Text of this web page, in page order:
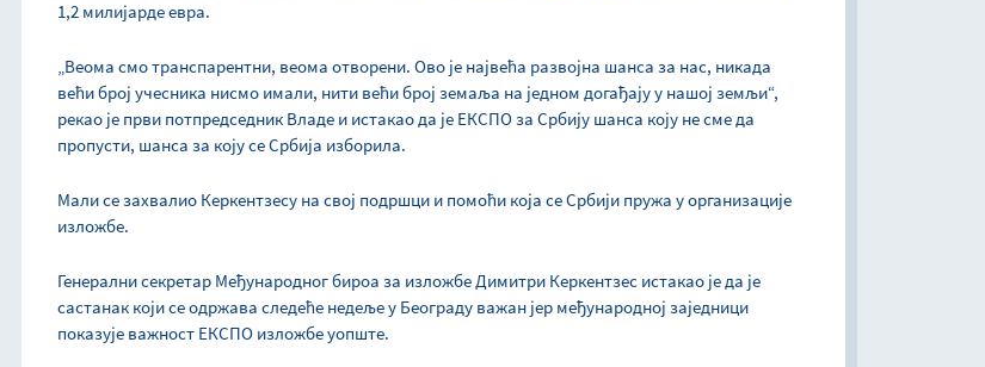
1,2 милијарде евра.
„Веома смо транспарентни, веома отворени. Ово је највећа развојна шанса за нас, никада
већи број учесника нисмо имали, нити већи број земаља на једном догађају у нашој земљи“,
рекао је први потпредседник Владе и истакао да је ЕКСПО за Србију шанса коју не сме да
пропусти, шанса за коју се Србија изборила.
Мали се захвалио Керкентзесу на свој подршци и помоћи која се Србији пружа у организације
изложбе.
Генерални секретар Међународног бироа за изложбе Димитри Керкентзес истакао је да је
састанак који се одржава следеће недеље у Београду важан јер међународној заједници
показује важност ЕКСПО изложбе уопште.